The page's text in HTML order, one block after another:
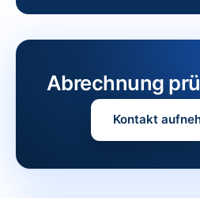
Abrechnung
Kontakt